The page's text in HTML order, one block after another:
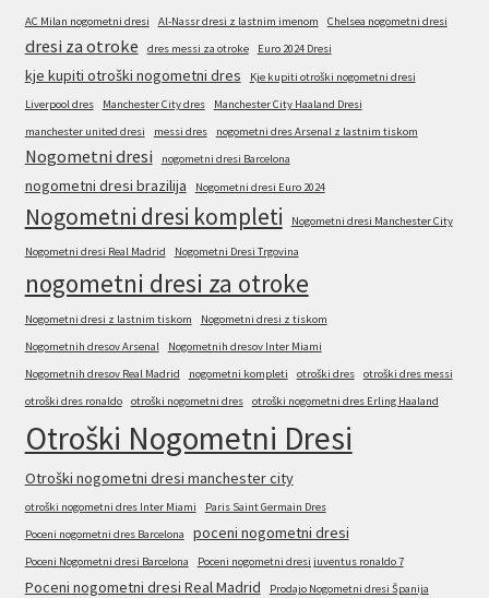
AC Milan nogometni dresi Al-Nassr dresi z lastnim imenom Chelsea nogometni dresi
dresi za otroke dres messi za otroke Euro 2024 Dresi
kje kupiti otroški nogometni dres
Kje kupiti otroški nogometni dresi
Liverpool dres
Manchester City dres
Manchester City Haaland Dresi
manchester united dresi
messi dres nogometni dres Arsenal z lastnim tiskom
Nogometni dresi nogometni dresi Barcelona
nogometni dresi brazilija Nogometni dresi Euro 2024
Nogometni dresi kompleti Nogometni dresi Manchester City
Nogometni dresi Real Madrid Nogometni Dresi Trgovina
nogometni dresi za otroke
Nogometni dresi z lastnim tiskom
Nogometni dresi z tiskom
Nogometnih dresov Arsenal
Nogometnih dresov Inter Miami
Nogometnih dresov Real Madrid
nogometni kompleti otroški dres
otroški dres messi
otroški dres ronaldo
otroški nogometni dres otroški nogometni dres Erling Haaland
Otroški Nogometni Dresi
Otroški nogometni dresi manchester city
otroški nogometni dres Inter Miami
Paris Saint Germain Dres
Poceni nogometni dres Barcelona
poceni nogometni dresi
Poceni Nogometni dresi Barcelona Poceni nogometni dresi juventus ronaldo 7
Poceni nogometni dresi Real Madrid
Prodajo Nogometni dresi Španija